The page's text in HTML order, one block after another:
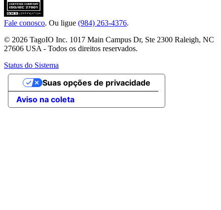
Fale conosco. Ou ligue (984) 263-4376.
© 2026 TagoIO Inc. 1017 Main Campus Dr, Ste 2300 Raleigh, NC
27606 USA - Todos os direitos reservados.
Status do Sistema
Aviso na coleta
Suas opções de privacidade